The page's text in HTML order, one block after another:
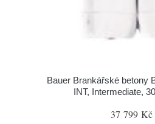
Bauer Brankářské betony
INT, Intermediate,
37 799 Kč